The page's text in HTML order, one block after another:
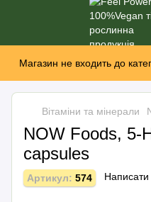
Магазин не входить до
Вітаміни та мінерали
NOW Foods, 5-
capsules
Артикул: 574 Написати